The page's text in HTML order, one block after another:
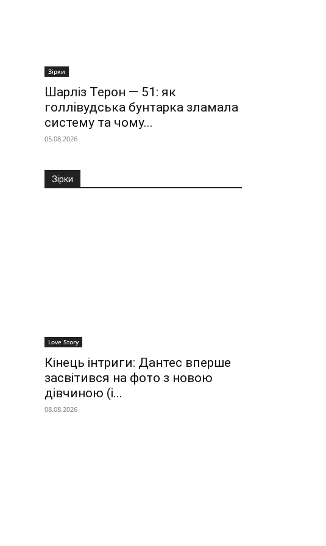
Зірки
Шарліз Терон — 51: як
голлівудська бунтарка зламала
систему та чому...
05.08.2026
Зірки
Love Story
Кінець інтриги: Дантес вперше
засвітився на фото з новою
дівчиною (і...
08.08.2026